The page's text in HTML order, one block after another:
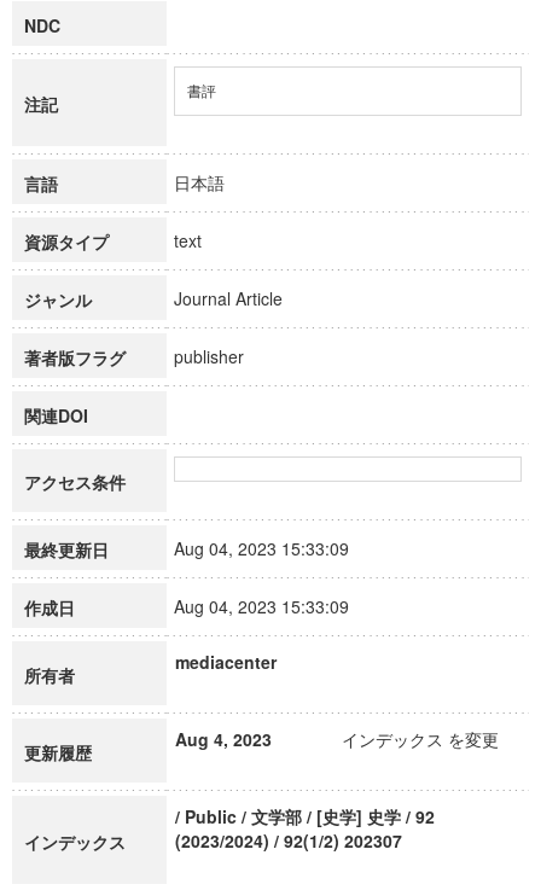
NDC
注記
書評
言語 日本語
資源タイプ text
ジャンル Journal Article
著者版フラグ publisher
関連DOI
アクセス条件
最終更新日 Aug 04, 2023 15:33:09
作成日 Aug 04, 2023 15:33:09
所有者
mediacenter
更新履歴
Aug 4, 2023 インデックス を変更
インデックス
/ Public / 文学部 / [史学] 史学 / 92
(2023/2024) / 92(1/2) 202307